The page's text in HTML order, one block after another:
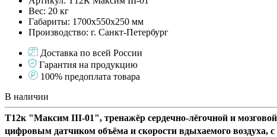
Вес: 20 кг
Габариты: 1700х550х250 мм
Производство: г. Санкт-Петербург
Доставка по всей России
Гарантия на продукцию
100% предоплата товара
В наличии
Т12к "Максим III-01", тренажёр сердечно-лёгочной и
цифровым датчиком объёма и скорости вдыхаемого воздуха,